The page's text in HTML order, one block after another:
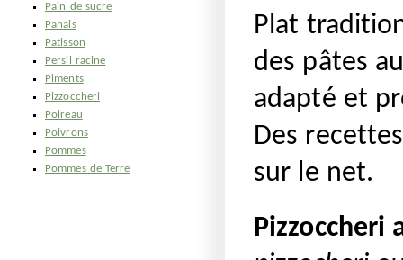
Pain de sucre
Panais
Patisson
Persil racine
Piments
Pizzoccheri
Poireau
Poivrons
Pommes
Pommes de Terre
Plat
des pâtes
adapté et
Des
sur le net.
Pizzoccheri